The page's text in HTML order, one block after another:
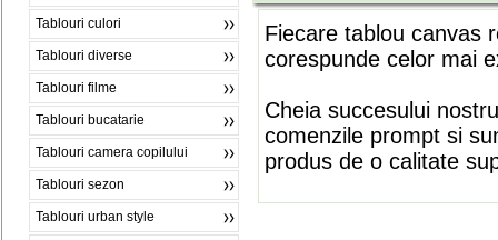
Tablouri culori
Tablouri diverse
Tablouri filme
Tablouri bucatarie
Tablouri camera copilului
Tablouri sezon
Tablouri urban style
Fiecare tablou canvas
corespunde celor mai
Cheia succesului
comenzile prompt si
produs de o calitate